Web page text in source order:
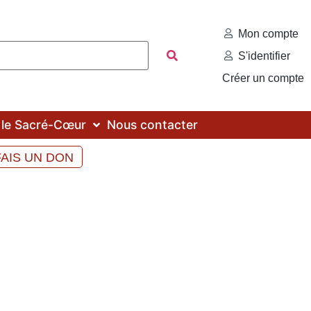
Mon compte
S'identifier
Créer un compte
le Sacré-Cœur Nous contacter
UN DON